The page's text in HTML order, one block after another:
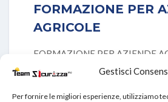
Gestisci
Per fornire le migliori esperienze, utilizziamo
FORMAZIONE PER
AGRICOLE
FORMAZIONE PER AZIENDE
unico sulla salute e la sicurezza